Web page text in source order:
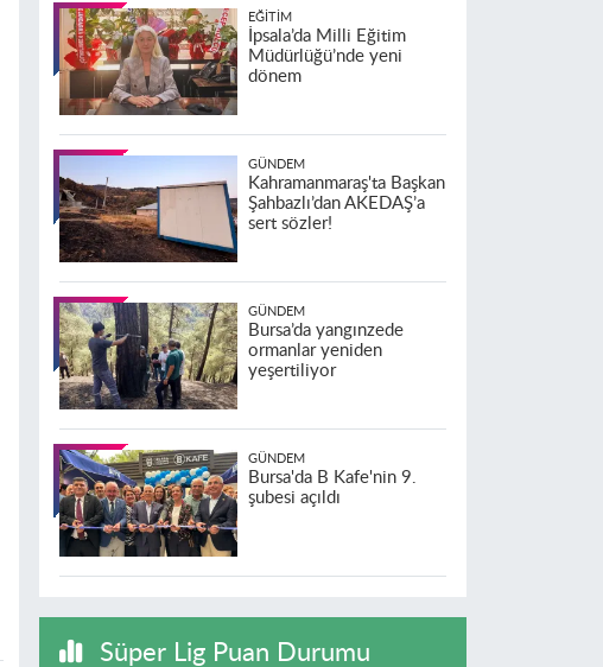
EĞITIM
İpsala’da Milli Eğitim
Müdürlüğü’nde yeni
dönem
GÜNDEM
Kahramanmaraş'ta Başkan
Şahbazlı’dan AKEDAŞ’a
sert sözler!
GÜNDEM
Bursa’da yangınzede
ormanlar yeniden
yeşertiliyor
GÜNDEM
Bursa'da B Kafe'nin 9.
şubesi açıldı
Süper Lig Puan Durumu